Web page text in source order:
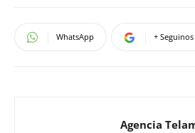
WhatsApp +
Agencia